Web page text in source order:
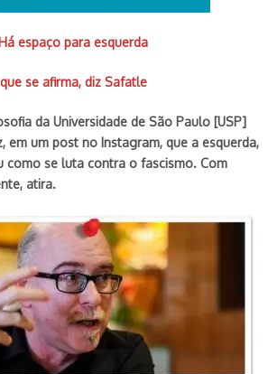
Há espaço para esquerda
que se afirma, diz Safatle
da Universidade de São Paulo [USP]
em um post no Instagram, que a esquerda,
como se luta contra o fascismo. Com
atira.